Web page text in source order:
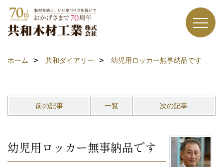
ホーム 共和ダイアリー 幼児用ロッカー無事納品です
前の記事 一覧 次の記事
幼児用ロッカー無事納品です